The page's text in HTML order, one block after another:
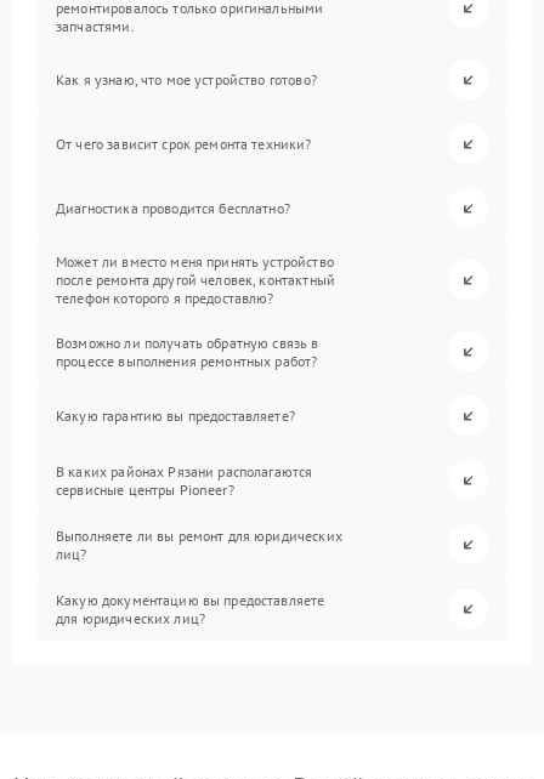
ремонтировалось только оригинальными
запчастями.
Как я узнаю, что мое устройство готово?
От чего зависит срок ремонта техники?
Диагностика проводится бесплатно?
Может ли вместо меня принять устройство
после ремонта другой человек, контактный
телефон которого я предоставлю?
Возможно ли получать обратную связь в
процессе выполнения ремонтных работ?
Какую гарантию вы предоставляете?
В каких районах Рязани располагаются
сервисные центры Pioneer?
Выполняете ли вы ремонт для юридических
лиц?
Какую документацию вы предоставляете
для юридических лиц?